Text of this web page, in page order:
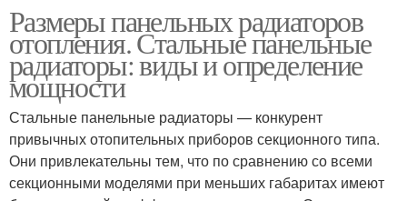
Размеры панельных радиаторов
отопления. Стальные панельные
радиаторы: виды и определение
мощности
Стальные панельные радиаторы — конкурент
привычных отопительных приборов секционного типа.
Они привлекательны тем, что по сравнению со всеми
секционными моделями при меньших габаритах имеют